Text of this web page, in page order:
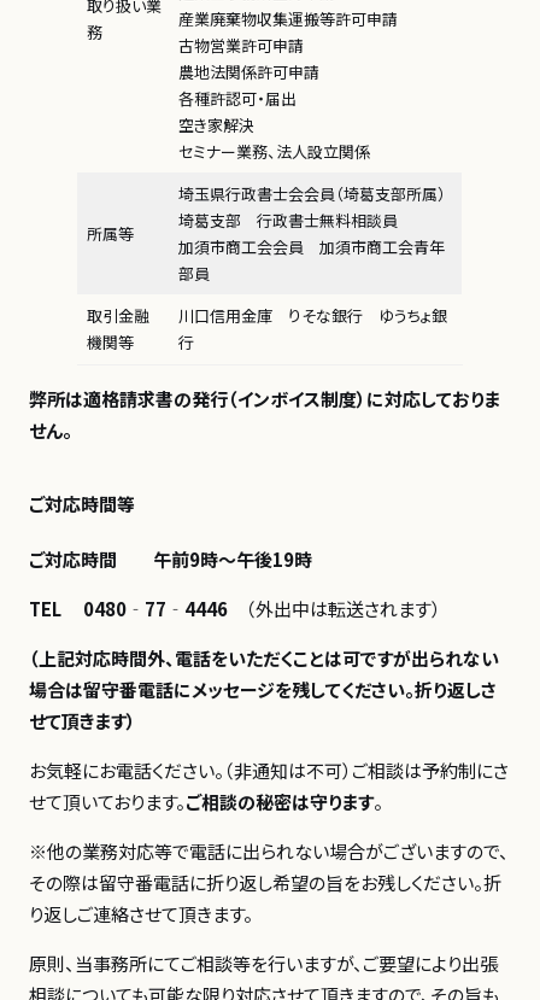
取り扱い業
務
産業廃棄物収集運搬等許可申請
古物営業許可申請
農地法関係許可申請
各種許認可・届出
空き家解決
セミナー業務、法人設立関係
所属等
埼玉県行政書士会会員（埼葛支部所属）
埼葛支部 行政書士無料相談員
加須市商工会会員 加須市商工会青年
部員
取引金融
機関等
川口信用金庫 りそな銀行 ゆうちょ銀
行
弊所は適格請求書の発行（インボイス制度）に対応しておりま
せん。
ご対応時間等
ご対応時間 午前9時～午後19時
TEL 0480‐77‐4446 （外出中は転送されます）
（上記対応時間外、電話をいただくことは可ですが出られない
場合は留守番電話にメッセージを残してください。折り返しさ
せて頂きます）
お気軽にお電話ください。（非通知は不可）ご相談は予約制にさ
せて頂いております。ご相談の秘密は守ります。
※他の業務対応等で電話に出られない場合がございますので、
その際は留守番電話に折り返し希望の旨をお残しください。折
り返しご連絡させて頂きます。
原則、当事務所にてご相談等を行いますが、ご要望により出張
相談についても可能な限り対応させて頂きますので、その旨も